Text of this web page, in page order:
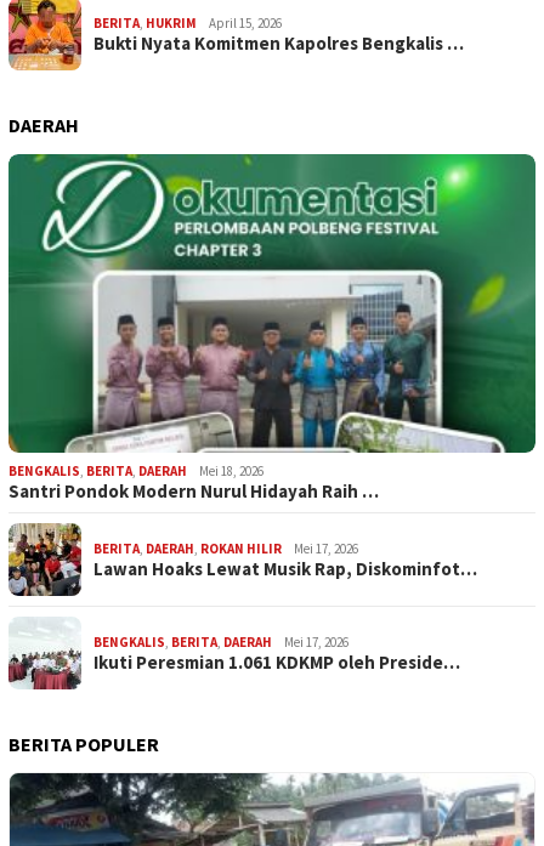
BERITA, HUKRIM April 15, 2026
Bukti Nyata Komitmen Kapolres Bengkalis …
DAERAH
BENGKALIS, BERITA, DAERAH Mei 18, 2026
Santri Pondok Modern Nurul Hidayah Raih …
BERITA, DAERAH, ROKAN HILIR Mei 17, 2026
Lawan Hoaks Lewat Musik Rap, Diskominfot…
BENGKALIS, BERITA, DAERAH Mei 17, 2026
Ikuti Peresmian 1.061 KDKMP oleh Preside…
BERITA POPULER